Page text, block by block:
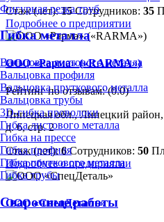
Фигурная резка труб
Гибка металла
Вальцовка листового металла
Вальцовка профиля
Вальцовка пруткового металла
Вальцовка трубы
3D-гибка проволоки
Гибка листового металла
Гибка на прессе
Гибка профиля
Гибка пруткового металла
Гибка трубы
Сварочные работы
Стаж (лет):15 Сотрудников: 35
Подробнее о предприятии
ООО «Рарма» («RARMA»)
Рейтинг по отзывам:(0.0)
Липецкая обл., Липецкий
д. 6, стр. 2
Стаж (лет):6 Сотрудников: 50
Подробнее о предприятии
ООО «СпецДеталь»